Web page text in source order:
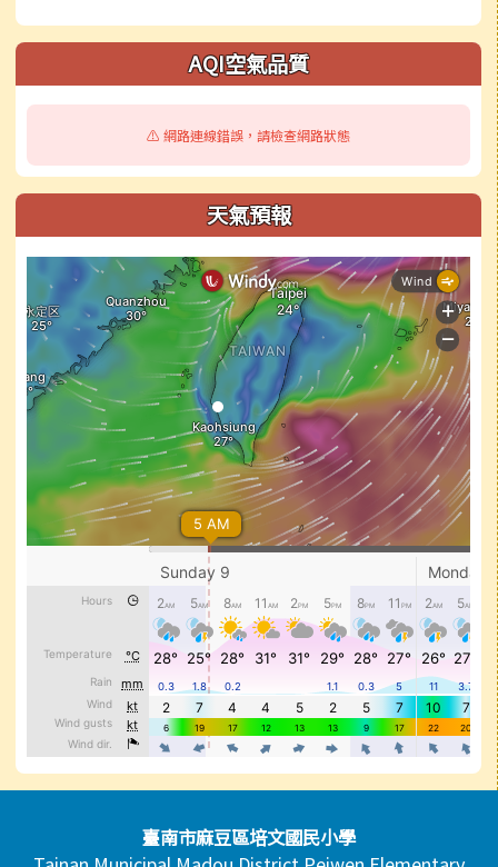
右邊區域內容 AQI空氣品質
⚠️ 網路連線錯誤，請檢查網路狀態
天氣預報
頁尾區域內容臺南市麻豆區培文國民小學